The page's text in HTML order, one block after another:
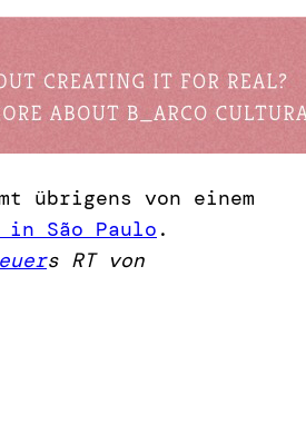
übrigens von einem
in São Paulo .
s RT von